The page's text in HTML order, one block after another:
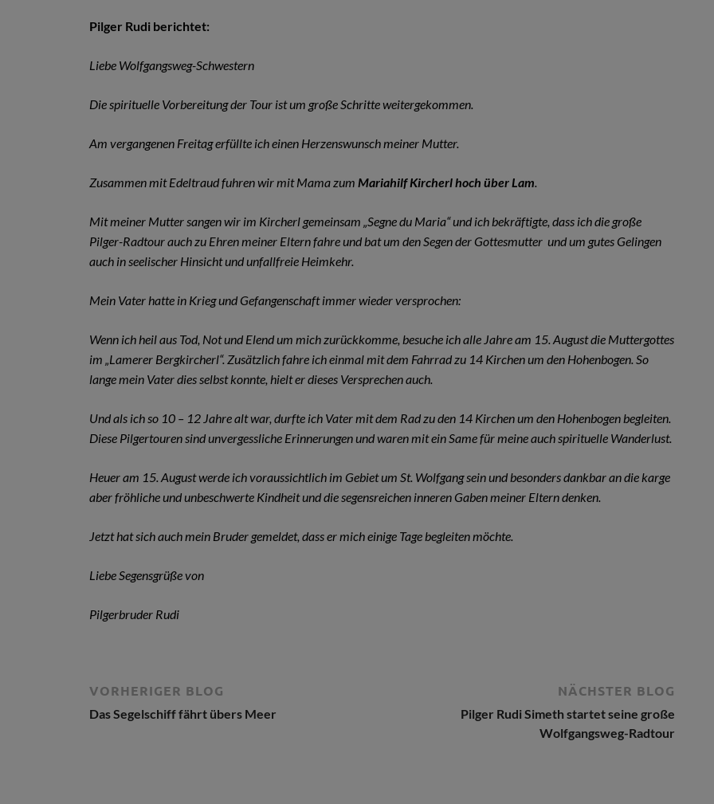
Pilger Rudi berichtet:
Liebe Wolfgangsweg-Schwestern
Die spirituelle Vorbereitung der Tour ist um große Schritte weitergekommen.
Am vergangenen Freitag erfüllte ich einen Herzenswunsch meiner Mutter.
Zusammen mit Edeltraud fuhren wir mit Mama zum Mariahilf Kircherl hoch über Lam.
Mit meiner Mutter sangen wir im Kircherl gemeinsam „Segne du Maria“ und ich bekräftigte, dass ich die große
Pilger-Radtour auch zu Ehren meiner Eltern fahre und bat um den Segen der Gottesmutter und um gutes Gelingen
auch in seelischer Hinsicht und unfallfreie Heimkehr.
Mein Vater hatte in Krieg und Gefangenschaft immer wieder versprochen:
Wenn ich heil aus Tod, Not und Elend um mich zurückkomme, besuche ich alle Jahre am 15. August die Muttergottes
im „Lamerer Bergkircherl“. Zusätzlich fahre ich einmal mit dem Fahrrad zu 14 Kirchen um den Hohenbogen. So
lange mein Vater dies selbst konnte, hielt er dieses Versprechen auch.
Und als ich so 10 – 12 Jahre alt war, durfte ich Vater mit dem Rad zu den 14 Kirchen um den Hohenbogen begleiten.
Diese Pilgertouren sind unvergessliche Erinnerungen und waren mit ein Same für meine auch spirituelle Wanderlust.
Heuer am 15. August werde ich voraussichtlich im Gebiet um St. Wolfgang sein und besonders dankbar an die karge
aber fröhliche und unbeschwerte Kindheit und die segensreichen inneren Gaben meiner Eltern denken.
Jetzt hat sich auch mein Bruder gemeldet, dass er mich einige Tage begleiten möchte.
Liebe Segensgrüße von
Pilgerbruder Rudi
VORHERIGER BLOG
Das Segelschiff fährt übers Meer
NÄCHSTER BLOG
Pilger Rudi Simeth startet seine große
Wolfgangsweg-Radtour